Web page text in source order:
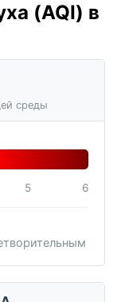
(AQI) в
среды
5 6